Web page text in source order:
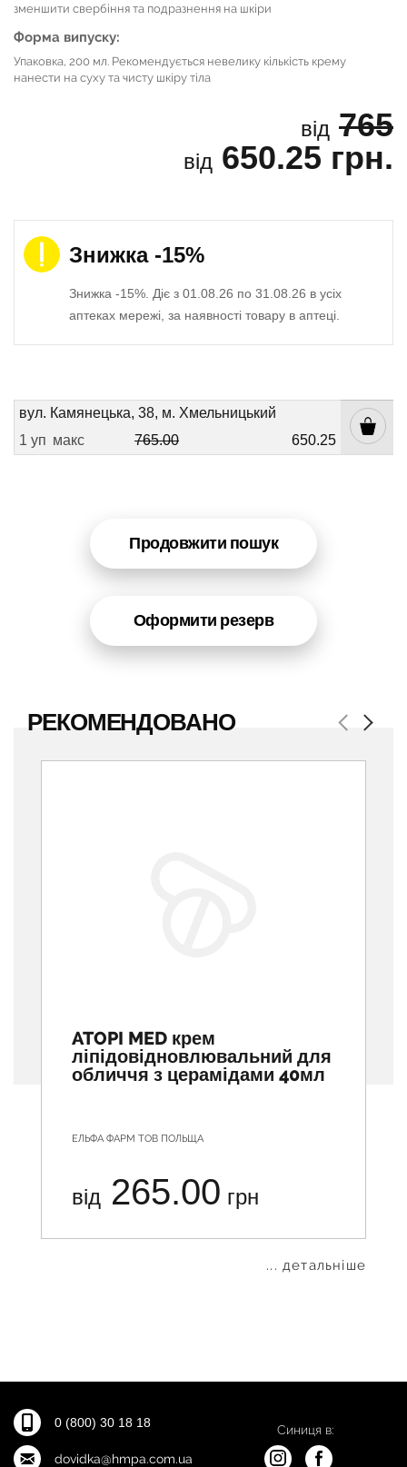
зменшити свербіння та подразнення на шкіри
Форма випуску:
Упаковка, 200 мл. Рекомендується невелику кількість крему
нанести на суху та чисту шкіру тіла
від 765
від 650.25 грн.
Знижка -15%
Знижка -15%. Діє з 01.08.26 по 31.08.26 в усіх
аптеках мережі, за наявності товару в аптеці.
вул. Камянецька, 38, м. Хмельницький
1 уп макс 765.00 650.25
Продовжити пошук
Оформити резерв
РЕКОМЕНДОВАНО Previous
ATOPI MED крем
ліпідовідновлювальний для
обличчя з церамідами 40мл
ЕЛЬФА ФАРМ ТОВ ПОЛЬЩА
від 265.00 грн
... детальніше
Next
0 (800) 30 18 18
dovidka@hmpa.com.ua
Синиця в: